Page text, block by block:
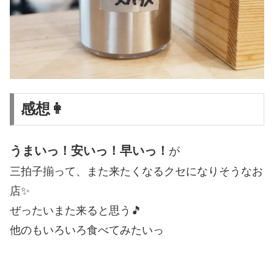
感想👩
うまいっ！安いっ！早いっ！ が
三拍子揃って、また来たくなるクセになりそうなお
店✨
ぜったいまた来ると思う🎵
他のもいろいろ食べてみたいっ